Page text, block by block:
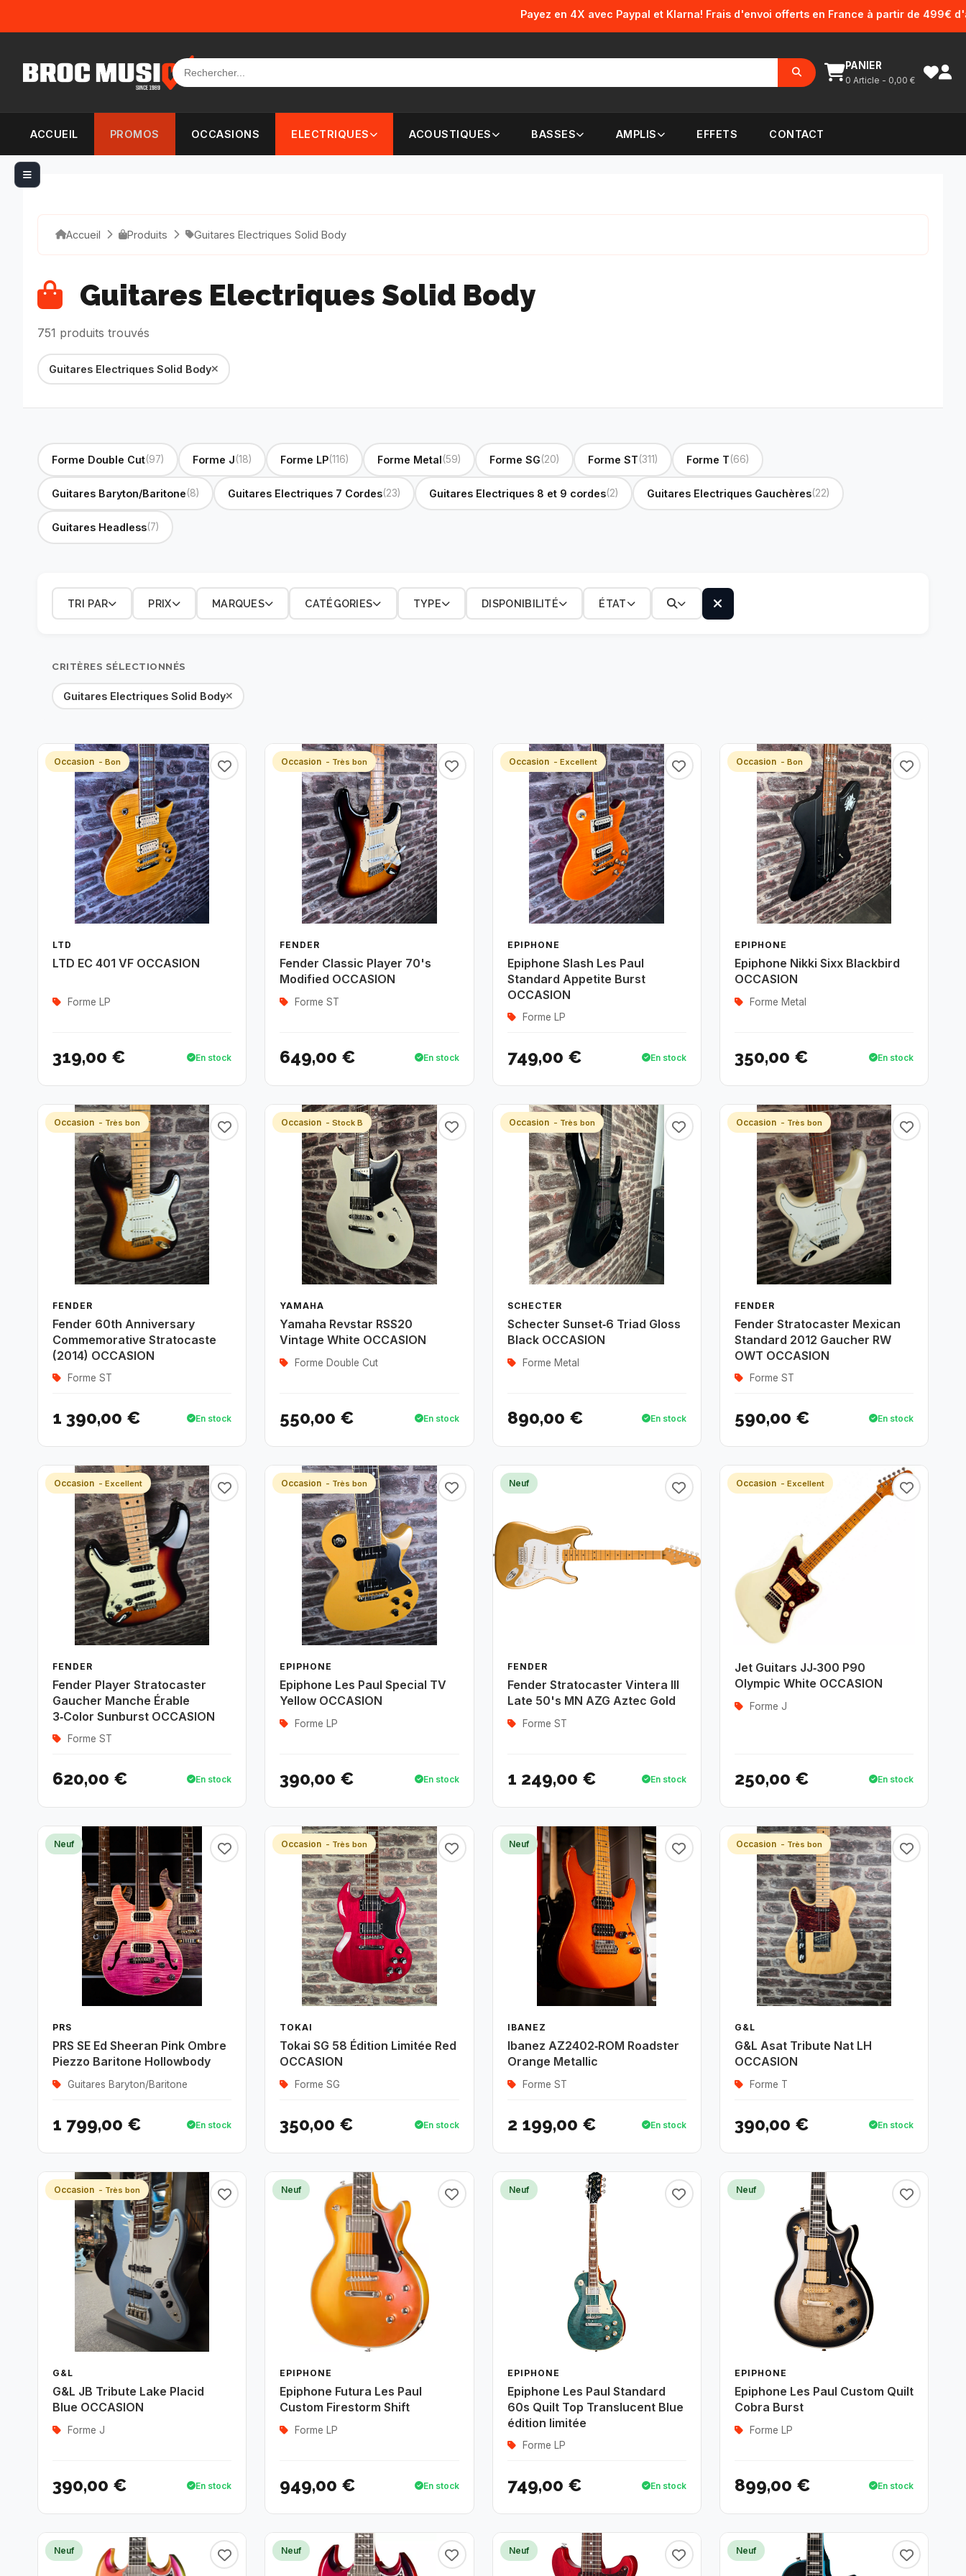
Payez en 4X avec Paypal et Klarna! Frais d'envoi offerts en France à partir de 499€ d'achat.
PANIER
0 Article - 0,00 €
ACCUEIL PROMOS OCCASIONS ELECTRIQUES ACOUSTIQUES BASSES AMPLIS EFFETS CONTACT
Accueil Produits Guitares Electriques Solid Body
Guitares Electriques Solid Body
751 produits trouvés
Guitares Electriques Solid Body
Forme Double Cut(97) Forme J(18) Forme LP(116) Forme Metal(59) Forme SG(20) Forme ST(311) Forme T(66)
Guitares Baryton/Baritone(8) Guitares Electriques 7 Cordes(23) Guitares Electriques 8 et 9 cordes(2) Guitares Electriques Gauchères(22)
Guitares Headless(7)
TRI PAR PRIX MARQUES CATÉGORIES TYPE DISPONIBILITÉ ÉTAT
CRITÈRES SÉLECTIONNÉS
Guitares Electriques Solid Body
Occasion - Bon
LTD
LTD EC 401 VF OCCASION
Forme LP
319,00 € En stock
Occasion - Très bon
FENDER
Fender Classic Player 70's
Modified OCCASION
Forme ST
649,00 € En stock
Occasion - Excellent
EPIPHONE
Epiphone Slash Les Paul
Standard Appetite Burst
OCCASION
Forme LP
749,00 € En stock
Occasion - Bon
EPIPHONE
Epiphone Nikki Sixx Blackbird
OCCASION
Forme Metal
350,00 € En stock
Occasion - Très bon
FENDER
Fender 60th Anniversary
Commemorative Stratocaste
(2014) OCCASION
Forme ST
1 390,00 € En stock
Occasion - Stock B
YAMAHA
Yamaha Revstar RSS20
Vintage White OCCASION
Forme Double Cut
550,00 € En stock
Occasion - Très bon
SCHECTER
Schecter Sunset‑6 Triad Gloss
Black OCCASION
Forme Metal
890,00 € En stock
Occasion - Très bon
FENDER
Fender Stratocaster Mexican
Standard 2012 Gaucher RW
OWT OCCASION
Forme ST
590,00 € En stock
Occasion - Excellent
FENDER
Fender Player Stratocaster
Gaucher Manche Érable
3‑Color Sunburst OCCASION
Forme ST
620,00 € En stock
Occasion - Très bon
EPIPHONE
Epiphone Les Paul Special TV
Yellow OCCASION
Forme LP
390,00 € En stock
Neuf
FENDER
Fender Stratocaster Vintera III
Late 50's MN AZG Aztec Gold
Forme ST
1 249,00 € En stock
Occasion - Excellent
Jet Guitars JJ‑300 P90
Olympic White OCCASION
Forme J
250,00 € En stock
Neuf
PRS
PRS SE Ed Sheeran Pink Ombre
Piezzo Baritone Hollowbody
Guitares Baryton/Baritone
1 799,00 € En stock
Occasion - Très bon
TOKAI
Tokai SG 58 Édition Limitée Red
OCCASION
Forme SG
350,00 € En stock
Neuf
IBANEZ
Ibanez AZ2402‑ROM Roadster
Orange Metallic
Forme ST
2 199,00 € En stock
Occasion - Très bon
G&L
G&L Asat Tribute Nat LH
OCCASION
Forme T
390,00 € En stock
Occasion - Très bon
G&L
G&L JB Tribute Lake Placid
Blue OCCASION
Forme J
390,00 € En stock
Neuf
EPIPHONE
Epiphone Futura Les Paul
Custom Firestorm Shift
Forme LP
949,00 € En stock
Neuf
EPIPHONE
Epiphone Les Paul Standard
60s Quilt Top Translucent Blue
édition limitée
Forme LP
749,00 € En stock
Neuf
EPIPHONE
Epiphone Les Paul Custom Quilt
Cobra Burst
Forme LP
899,00 € En stock
Neuf Neuf Neuf Neuf